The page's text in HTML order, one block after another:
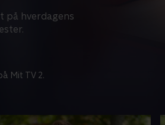
på hverdagens
Mit TV 2.